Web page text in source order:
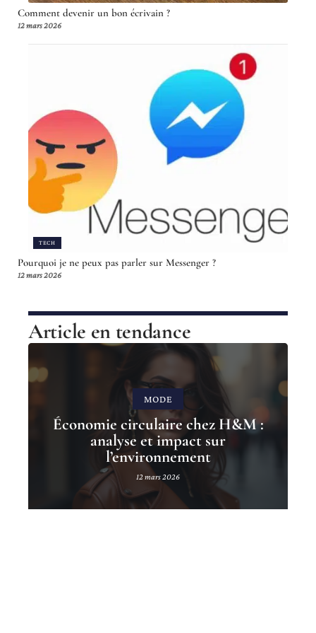
Comment devenir un bon écrivain ?
12 mars 2026
TECH
Pourquoi je ne peux pas parler sur Messenger ?
12 mars 2026
Article en tendance
MODE
Économie circulaire chez H&M :
analyse et impact sur
l’environnement
12 mars 2026